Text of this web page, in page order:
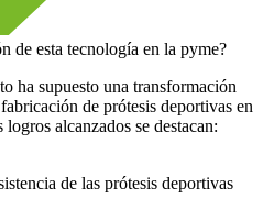
de esta tecnología en la pyme?
ha supuesto una transformación
de prótesis deportivas en
alcanzados se destacan:
de las prótesis deportivas